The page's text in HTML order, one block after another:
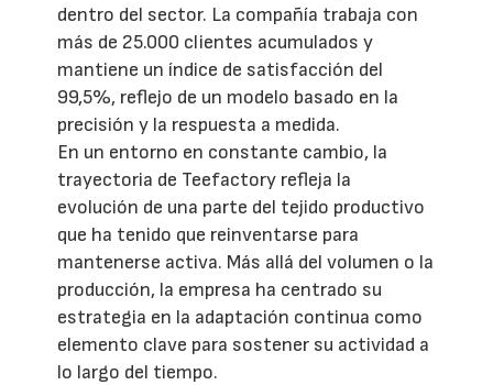
dentro del sector. La compañía trabaja con
más de 25.000 clientes acumulados y
mantiene un índice de satisfacción del
99,5%, reflejo de un modelo basado en la
precisión y la respuesta a medida.
En un entorno en constante cambio, la
trayectoria de Teefactory refleja la
evolución de una parte del tejido productivo
que ha tenido que reinventarse para
mantenerse activa. Más allá del volumen o la
producción, la empresa ha centrado su
estrategia en la adaptación continua como
elemento clave para sostener su actividad a
lo largo del tiempo.